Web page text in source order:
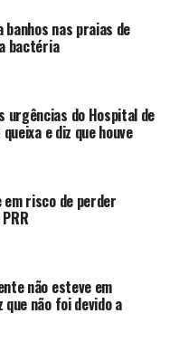
banhos nas praias de
bactéria
urgências do Hospital de
e diz que houve
em risco de perder
não esteve em
não foi devido a